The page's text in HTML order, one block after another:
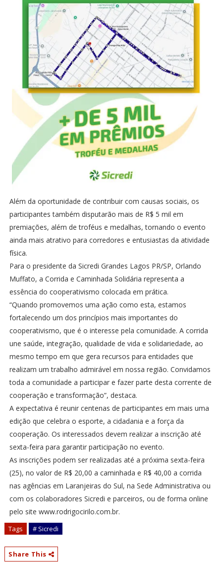
Além da oportunidade de contribuir com causas sociais, os
participantes também disputarão mais de R$ 5 mil em
premiações, além de troféus e medalhas, tornando o evento
ainda mais atrativo para corredores e entusiastas da atividade
física.
Para o presidente da Sicredi Grandes Lagos PR/SP, Orlando
Muffato, a Corrida e Caminhada Solidária representa a
essência do cooperativismo colocada em prática.
“Quando promovemos uma ação como esta, estamos
fortalecendo um dos princípios mais importantes do
cooperativismo, que é o interesse pela comunidade. A corrida
une saúde, integração, qualidade de vida e solidariedade, ao
mesmo tempo em que gera recursos para entidades que
realizam um trabalho admirável em nossa região. Convidamos
toda a comunidade a participar e fazer parte desta corrente de
cooperação e transformação”, destaca.
A expectativa é reunir centenas de participantes em mais uma
edição que celebra o esporte, a cidadania e a força da
cooperação. Os interessados devem realizar a inscrição até
sexta-feira para garantir participação no evento.
As inscrições podem ser realizadas até a próxima sexta-feira
(25), no valor de R$ 20,00 a caminhada e R$ 40,00 a corrida
nas agências em Laranjeiras do Sul, na Sede Administrativa ou
com os colaboradores Sicredi e parceiros, ou de forma online
pelo site www.rodrigocirilo.com.br.
Tags # Sicredi
Share This